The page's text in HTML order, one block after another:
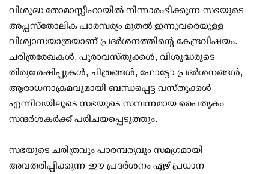
വിശുദ്ധ തോമാസ്ലീഹായിൽ നിന്നാരംഭിക്കുന്ന സഭയുടെ
അപ്പസ്തോലിക പാരമ്പര്യം മുതൽ ഇന്നുവരെയുള്ള
വിശ്വാസയാത്രയാണ് പ്രദർശനത്തിന്റെ കേന്ദ്രവിഷയം.
ചരിത്രരേഖകൾ, പുരാവസ്തുക്കൾ, വിശുദ്ധരുടെ
തിരുശേഷിപ്പുകൾ, ചിത്രങ്ങൾ, ഫോട്ടോ പ്രദർശനങ്ങൾ,
ആരാധനാക്രമവുമായി ബന്ധപ്പെട്ട വസ്തുക്കൾ
എന്നിവയിലൂടെ സഭയുടെ സമ്പന്നമായ പൈതൃകം
സന്ദർശകർക്ക് പരിചയപ്പെടുത്തും.
സഭയുടെ ചരിത്രവും പാരമ്പര്യവും സമഗ്രമായി
അവതരിപ്പിക്കുന്ന ഈ പ്രദർശനം ഏഴ് പ്രധാന